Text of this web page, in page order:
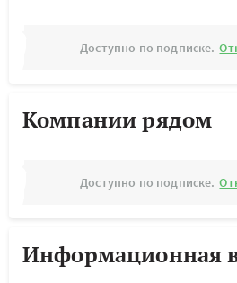
Доступно по подписке.
Компании рядом
Доступно по подписке.
Информационная